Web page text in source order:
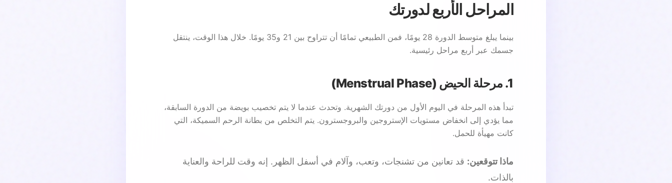
المراحل الأربع لدورتك
بينما يبلغ متوسط الدورة 28 يومًا، فمن الطبيعي تمامًا أن تتراوح بين 21 و35 يومًا. خلال هذا الوقت، ينتقل
جسمك عبر أربع مراحل رئيسية.
1. مرحلة الحيض (Menstrual Phase)
تبدأ هذه المرحلة في اليوم الأول من دورتك الشهرية. وتحدث عندما لا يتم تخصيب بويضة من الدورة السابقة،
مما يؤدي إلى انخفاض مستويات الإستروجين والبروجسترون. يتم التخلص من بطانة الرحم السميكة، التي
كانت مهيأة للحمل.
ماذا تتوقعين: قد تعانين من تشنجات، وتعب، وآلام في أسفل الظهر. إنه وقت للراحة والعناية
بالذات.